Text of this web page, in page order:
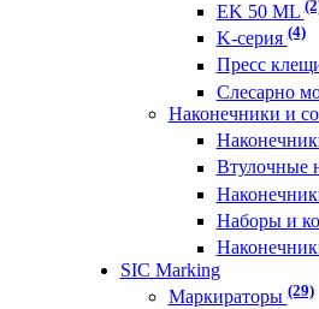
EK 50 ML
K-серия(4)
Пресс
Слесарно
Наконечники и
Втулочные
Наборы и
SIC Marking
Маркираторы(29)